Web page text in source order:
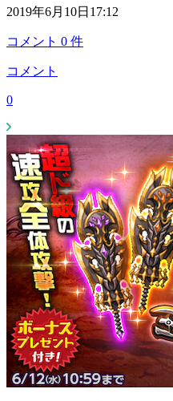
2019年6月10日17:12
コメント 0 件
コメント
0